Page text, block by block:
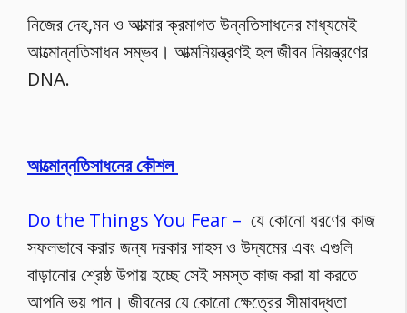
নিজের দেহ,মন ও আত্মার ক্রমাগত উন্নতিসাধনের মাধ্যমেই
আত্মোন্নতিসাধন সম্ভব। আত্মনিয়ন্ত্রণই হল জীবন নিয়ন্ত্রণের
DNA.
আত্মোন্নতিসাধনের কৌশল
Do the Things You Fear – যে কোনো ধরণের কাজ
সফলভাবে করার জন্য দরকার সাহস ও উদ্যমের এবং এগুলি
বাড়ানোর শ্রেষ্ঠ উপায় হচ্ছে সেই সমস্ত কাজ করা যা করতে
আপনি ভয় পান। জীবনের যে কোনো ক্ষেত্রের সীমাবদ্ধতা